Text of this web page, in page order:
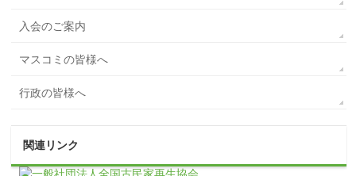
入会のご案内
マスコミの皆様へ
行政の皆様へ
関連リンク